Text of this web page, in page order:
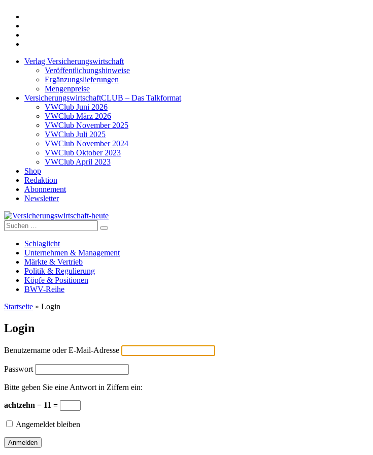
Verlag Versicherungswirtschaft
Veröffentlichungshinweise
Ergänzungslieferungen
Mengenpreise
VersicherungswirtschaftCLUB – Das Talkformat
VWClub Juni 2026
VWClub März 2026
VWClub November 2025
VWClub Juli 2025
VWClub November 2024
VWClub Oktober 2023
VWClub April 2023
Shop
Redaktion
Abonnement
Newsletter
Versicherungswirtschaft-heute
Suche
nach:
Schlaglicht
Unternehmen & Management
Märkte & Vertrieb
Politik & Regulierung
Köpfe & Positionen
BWV-Reihe
Startseite » Login
Login
Benutzername oder E-Mail-Adresse
Passwort
Bitte geben Sie eine Antwort in Ziffern ein:
achtzehn − 11 =
Angemeldet bleiben